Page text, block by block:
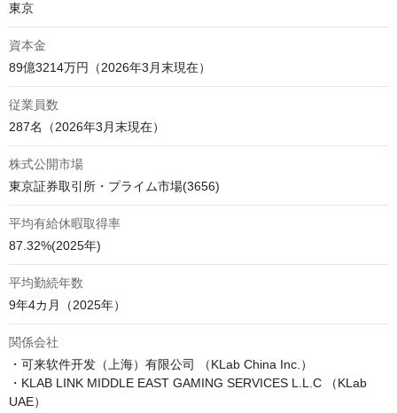
東京
資本金
89億3214万円（2026年3月末現在）
従業員数
287名（2026年3月末現在）
株式公開市場
東京証券取引所・プライム市場(3656)
平均有給休暇取得率
87.32%(2025年)
平均勤続年数
9年4カ月（2025年）
関係会社
・可来软件开发（上海）有限公司 （KLab China Inc.）
・KLAB LINK MIDDLE EAST GAMING SERVICES L.L.C （KLab